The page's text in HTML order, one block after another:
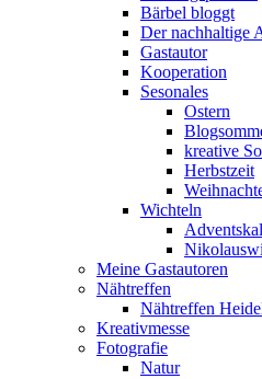
Bärbel bloggt
Der nachhaltige
Gastautor
Kooperation
Sesonales
Ostern
kreative
Herbstzeit
Wichteln
Meine Gastautoren
Nähtreffen
Nähtreffen
Kreativmesse
Fotografie
Natur